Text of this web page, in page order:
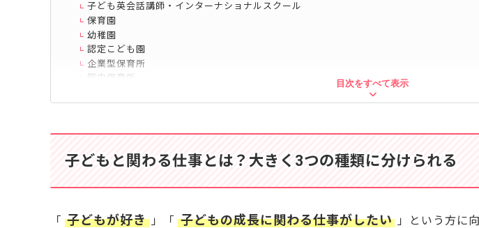
子ども英会話講師・インターナショナルスクール
保育園
幼稚園
認定こども園
企業型保育所
院内保育所
子育て支援センター
保育園運営会社（本社勤務・事務職）
子どもイベント企画会社
キッズタクシードライバー
目次をすべて表示
子どもと関わる仕事とは？大きく3つの種類に分けられる
「 子どもが好き 」「 子どもの成長に関わる仕事がしたい
」という方に